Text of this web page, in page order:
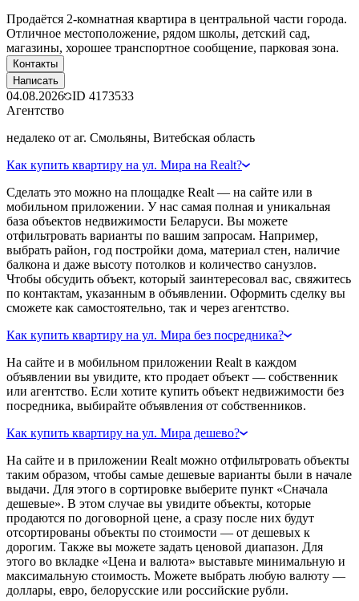
Продаётся 2-комнатная квартира в центральной части города.
Отличное местоположение, рядом школы, детский сад,
магазины, хорошее транспортное сообщение, парковая зона.
Контакты
Написать
04.08.2026 ID 4173533
Агентство
недалеко от аг. Смольяны, Витебская область
Как купить квартиру на ул. Мира на Realt?
Сделать это можно на площадке Realt — на сайте или в
мобильном приложении. У нас самая полная и уникальная
база объектов недвижимости Беларуси. Вы можете
отфильтровать варианты по вашим запросам. Например,
выбрать район, год постройки дома, материал стен, наличие
балкона и даже высоту потолков и количество санузлов.
Чтобы обсудить объект, который заинтересовал вас, свяжитесь
по контактам, указанным в объявлении. Оформить сделку вы
сможете как самостоятельно, так и через агентство.
Как купить квартиру на ул. Мира без посредника?
На сайте и в мобильном приложении Realt в каждом
объявлении вы увидите, кто продает объект — собственник
или агентство. Если хотите купить объект недвижимости без
посредника, выбирайте объявления от собственников.
Как купить квартиру на ул. Мира дешево?
На сайте и в приложении Realt можно отфильтровать объекты
таким образом, чтобы самые дешевые варианты были в начале
выдачи. Для этого в сортировке выберите пункт «Сначала
дешевые». В этом случае вы увидите объекты, которые
продаются по договорной цене, а сразу после них будут
отсортированы объекты по стоимости — от дешевых к
дорогим. Также вы можете задать ценовой диапазон. Для
этого во вкладке «Цена и валюта» выставьте минимальную и
максимальную стоимость. Можете выбрать любую валюту —
доллары, евро, белорусские или российские рубли.